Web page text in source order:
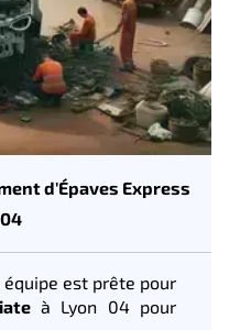
d'Épaves Express
équipe est prête pour
à Lyon 04 pour